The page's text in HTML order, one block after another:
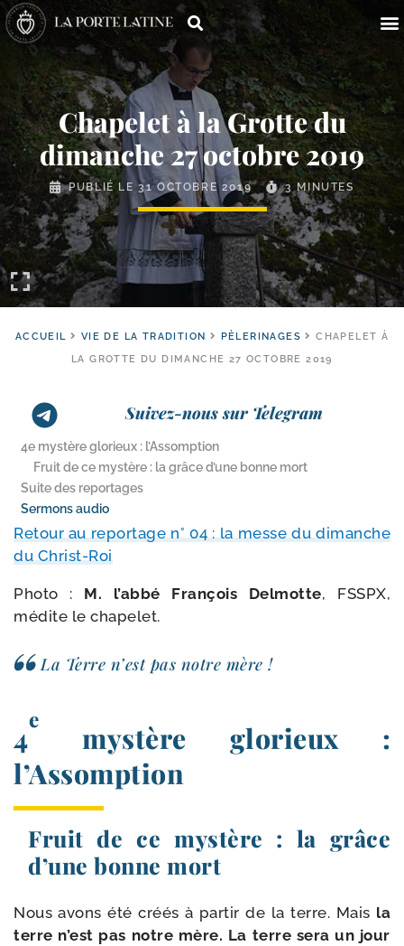
Chapelet à la Grotte du
dimanche 27 octobre 2019
PUBLIÉ LE31 OCTOBRE 2019 3 MINUTES
ACCUEIL VIE DE LA TRADITION PÈLERINAGES
CHAPELET À
LA GROTTE DU DIMANCHE 27 OCTOBRE 2019
Suivez-nous sur Telegram
4e mystère glorieux : l’Assomption
Fruit de ce mystère : la grâce d’une bonne mort
Suite des reportages
Sermons audio
Retour au repor­tage n° 04 : la messe du dimanche
du Christ-Roi
Photo : M. l’ab­bé François Delmotte, FSSPX,
médite le chapelet.
La Terre n’est pas notre mère !
4
e
mystère glorieux :
l’Assomption
Fruit de ce mystère : la grâce
d’une bonne mort
Nous avons été créés à par­tir de la terre. Mais la
terre n’est pas notre mère. La terre sera un jour